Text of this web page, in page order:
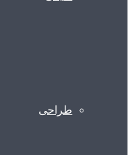
طراحی